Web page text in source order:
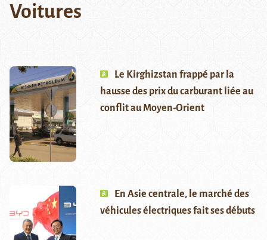
Voitures
Le Kirghizstan frappé par la
hausse des prix du carburant liée au
conflit au Moyen-Orient
En Asie centrale, le marché des
véhicules électriques fait ses débuts